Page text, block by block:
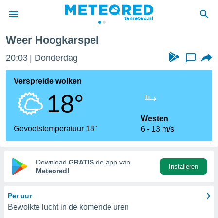
door
verstrekte
hoge
hebt de
voor
op basis
Weer Hoogkarspel
20:03 Donderdag ...
Verspreide wolken
18°
Gevoelstemperatuur 18°
Westen
6
13 m/s
Download GRATIS de app van
Meteored!
Installeren
Per uur
Bewolkte lucht in de komende uren